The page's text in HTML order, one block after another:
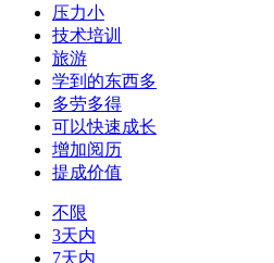
压力小
技术培训
旅游
学到的东西多
多劳多得
可以快速成长
增加阅历
提成价值
不限
3天内
7天内